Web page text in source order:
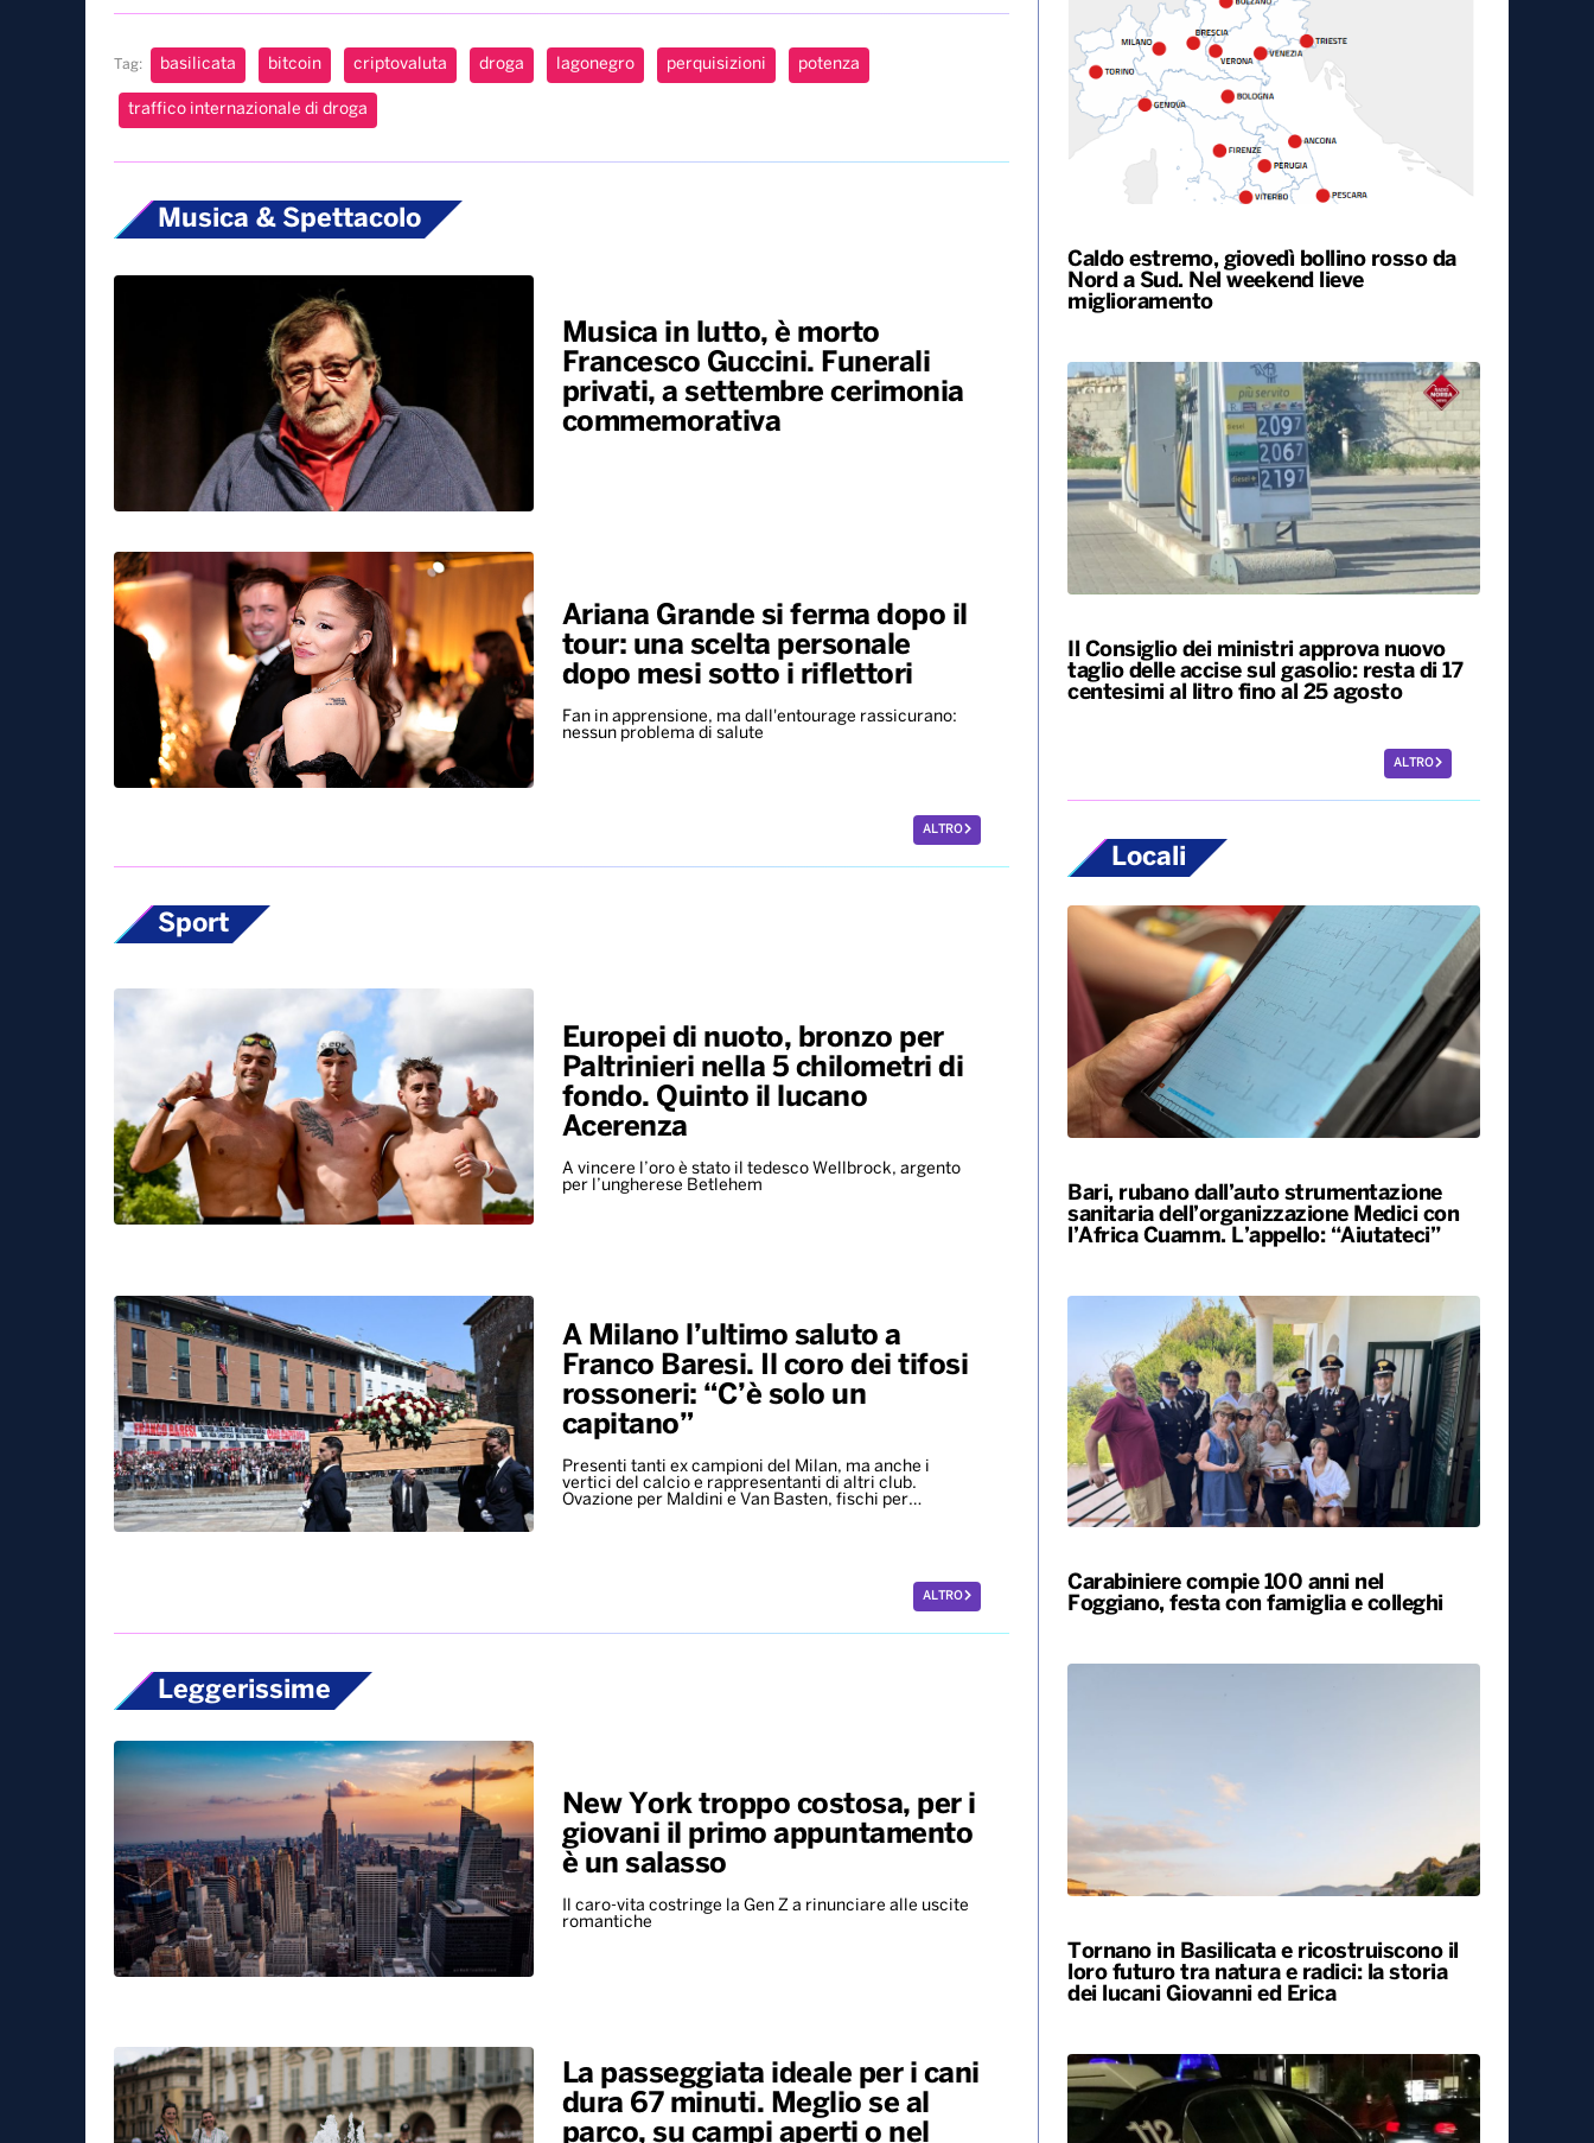
Tag: basilicata bitcoin criptovaluta droga lagonegro perquisizioni potenza
traffico internazionale di droga
Musica & Spettacolo
Musica in lutto, è morto
Francesco Guccini. Funerali
privati, a settembre cerimonia
commemorativa
Ariana Grande si ferma dopo il
tour: una scelta personale
dopo mesi sotto i riflettori
Fan in apprensione, ma dall'entourage rassicurano:
nessun problema di salute
ALTRO
Sport
Europei di nuoto, bronzo per
Paltrinieri nella 5 chilometri di
fondo. Quinto il lucano
Acerenza
A vincere l’oro è stato il tedesco Wellbrock, argento
per l’ungherese Betlehem
A Milano l’ultimo saluto a
Franco Baresi. Il coro dei tifosi
rossoneri: “C’è solo un
capitano”
Presenti tanti ex campioni del Milan, ma anche i
vertici del calcio e rappresentanti di altri club.
Ovazione per Maldini e Van Basten, fischi per…
ALTRO
Leggerissime
New York troppo costosa, per i
giovani il primo appuntamento
è un salasso
Il caro-vita costringe la Gen Z a rinunciare alle uscite
romantiche
La passeggiata ideale per i cani
dura 67 minuti. Meglio se al
parco, su campi aperti o nel
Caldo estremo, giovedì bollino rosso da
Nord a Sud. Nel weekend lieve
miglioramento
Il Consiglio dei ministri approva nuovo
taglio delle accise sul gasolio: resta di 17
centesimi al litro fino al 25 agosto
ALTRO
Locali
Bari, rubano dall’auto strumentazione
sanitaria dell’organizzazione Medici con
l’Africa Cuamm. L’appello: “Aiutateci”
Carabiniere compie 100 anni nel
Foggiano, festa con famiglia e colleghi
Tornano in Basilicata e ricostruiscono il
loro futuro tra natura e radici: la storia
dei lucani Giovanni ed Erica